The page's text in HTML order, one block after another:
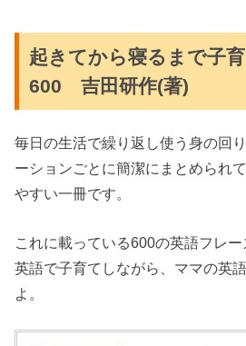
起きてから寝るまで子
600 吉田研作(著)
毎日の生活で繰り返し使う身の回
ーションごとに簡潔にまとめられ
やすい一冊です。
これに載っている600の英語フレー
英語で子育てしながら、ママの英
よ。